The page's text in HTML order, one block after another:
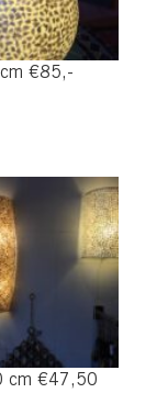
€85,-
cm €47,50